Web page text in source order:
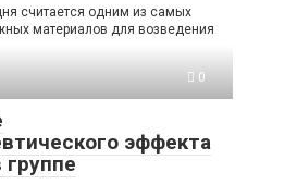
считается одним из самых
материалов для возведения
0
эффекта
группе